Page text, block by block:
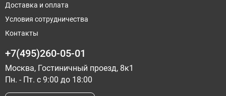
Доставка и оплата
Условия сотрудничества
Контакты
+7(495)260-05-01
Москва, Гостиничный проезд, 8к1
Пн. - Пт. с 9:00 до 18:00